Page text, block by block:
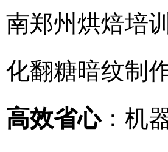
南郑州烘焙培
化翻糖暗纹制作
高效省心：机